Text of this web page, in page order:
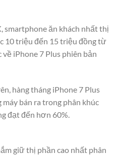
smartphone ăn khách nhất thị
10 triệu đến 15 triệu đồng từ
iPhone 7 Plus phiên bản
hàng tháng iPhone 7 Plus
bán ra trong phân khúc
đạt đến hơn 60%.
giữ thị phần cao nhất phân